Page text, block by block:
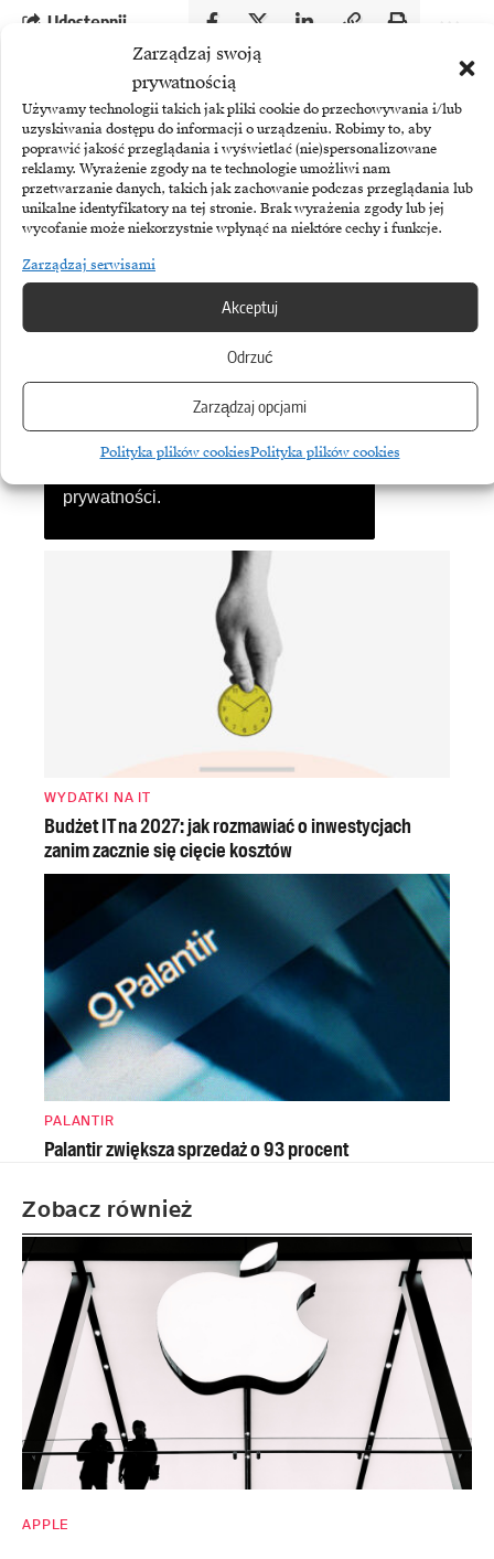
Zarządzaj swoją
prywatnością
Używamy technologii takich jak pliki cookie do przechowywania i/lub
uzyskiwania dostępu do informacji o urządzeniu. Robimy to, aby
poprawić jakość przeglądania i wyświetlać (nie)spersonalizowane
reklamy. Wyrażenie zgody na te technologie umożliwi nam
przetwarzanie danych, takich jak zachowanie podczas przeglądania lub
unikalne identyfikatory na tej stronie. Brak wyrażenia zgody lub jej
wycofanie może niekorzystnie wpłynąć na niektóre cechy i funkcje.
Zarządzaj serwisami
Akceptuj
Odrzuć
Zarządzaj opcjami
Polityka plików cookiesPolityka plików cookies
Udostępnij
Biuletyn
Dołącz do najlepszego biuletynu w
branży ICT!
Subskrybując Biuletyn Brandsit
prywatności.
WYDATKI NA IT
Budżet IT na 2027: jak rozmawiać o inwestycjach
zanim zacznie się cięcie kosztów
PALANTIR
Palantir zwiększa sprzedaż o 93 procent
Zobacz również
APPLE